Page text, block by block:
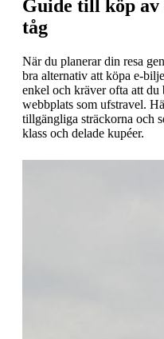
Guide till köp
tåg
När du planerar din resa
bra alternativ att köpa e-
enkel och kräver ofta att du
webbplats som ufstravel.
tillgängliga sträckorna och
klass och delade kupéer.